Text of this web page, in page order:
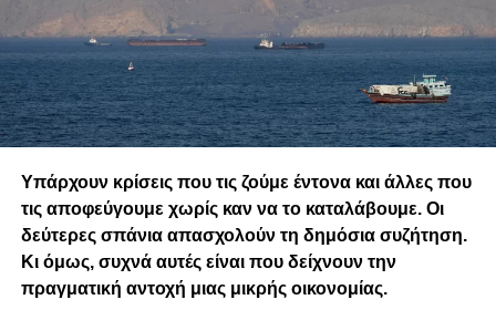
Υπάρχουν κρίσεις που τις ζούμε έντονα και άλλες που
τις αποφεύγουμε χωρίς καν να το καταλάβουμε. Οι
δεύτερες σπάνια απασχολούν τη δημόσια συζήτηση.
Κι όμως, συχνά αυτές είναι που δείχνουν την
πραγματική αντοχή μιας μικρής οικονομίας.